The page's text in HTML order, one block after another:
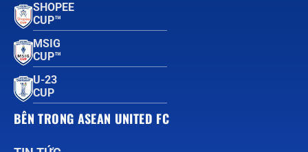
SHOPEE
CUP™
MSIG
CUP™
U-23
CUP
BÊN TRONG ASEAN UNITED FC